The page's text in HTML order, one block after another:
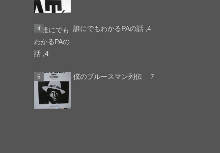
誰にでもわかるPAの話 ,4
僕のブルースマン列伝 ７